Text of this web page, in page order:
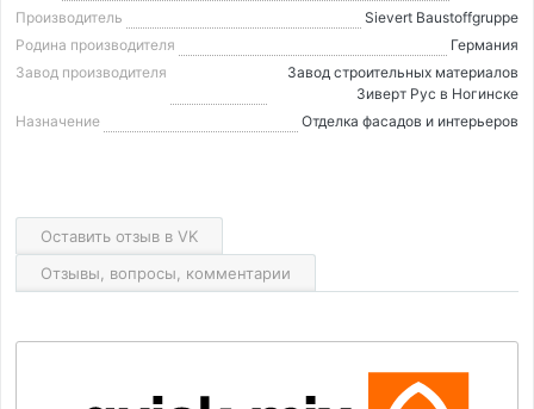
Производитель
Sievert Baustoffgruppe
Родина производителя
Германия
Завод производителя
Завод строительных материалов
Зиверт Рус в Ногинске
Назначение
Отделка фасадов и интерьеров
Оставить отзыв в VK
Отзывы, вопросы, комментарии